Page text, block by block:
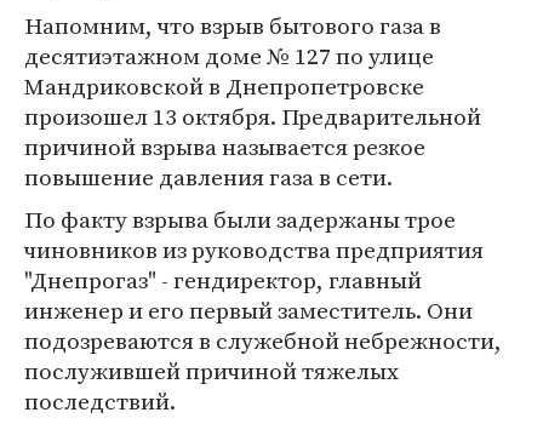
Напомним, что взрыв бытового газа в
десятиэтажном доме № 127 по улице
Мандриковской в Днепропетровске
произошел 13 октября. Предварительной
причиной взрыва называется резкое
повышение давления газа в сети.
По факту взрыва были задержаны трое
чиновников из руководства предприятия
"Днепрогаз" - гендиректор, главный
инженер и его первый заместитель. Они
подозреваются в служебной небрежности,
послужившей причиной тяжелых
последствий.